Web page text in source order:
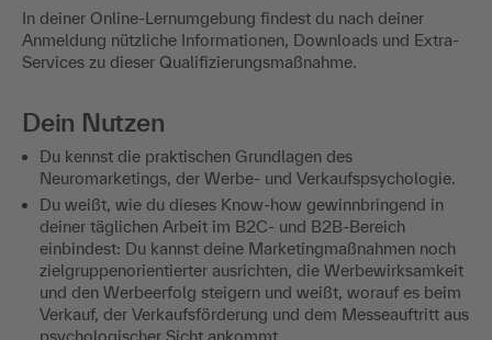
In deiner Online-Lernumgebung findest du nach deiner
Anmeldung nützliche Informationen, Downloads und Extra-
Services zu dieser Qualifizierungsmaßnahme.
Dein Nutzen
Du kennst die praktischen Grundlagen des
Neuromarketings, der Werbe- und Verkaufspsychologie.
Du weißt, wie du dieses Know-how gewinnbringend in
deiner täglichen Arbeit im B2C- und B2B-Bereich
einbindest: Du kannst deine Marketingmaßnahmen noch
zielgruppenorientierter ausrichten, die Werbewirksamkeit
und den Werbeerfolg steigern und weißt, worauf es beim
Verkauf, der Verkaufsförderung und dem Messeauftritt aus
psychologischer Sicht ankommt.